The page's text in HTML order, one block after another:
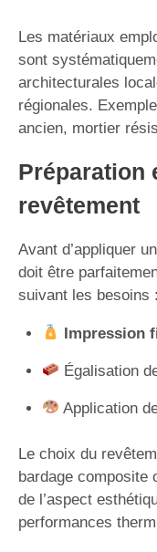
Les matériaux
sont
architecturales
régionales.
ancien, mortier
Préparation
revêtement
Avant d’appliquer
doit être
suivant les besoins :
Impression
Égalisation
Application
Le choix du
bardage composite
de l’aspect
performances